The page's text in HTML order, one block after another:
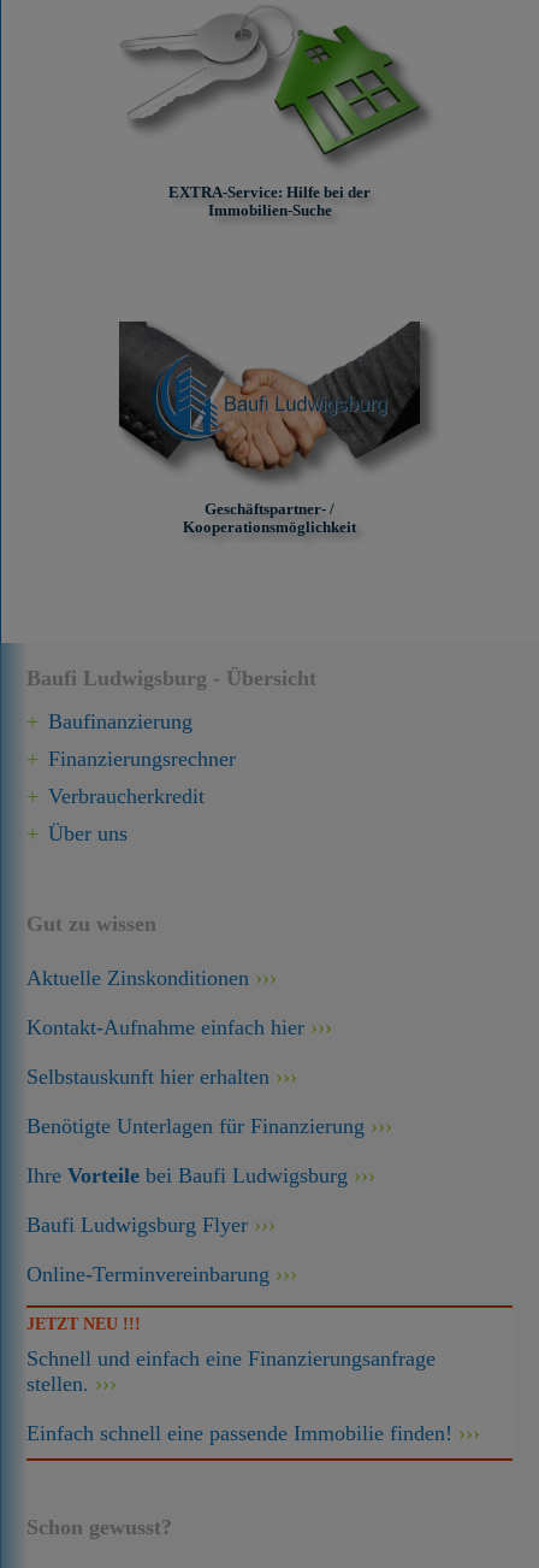
Baufi Ludwigsburg - Übersicht
Baufinanzierung
Finanzierungsrechner
Verbraucherkredit
Über uns
Gut zu wissen
Aktuelle Zinskonditionen
Kontakt-Aufnahme einfach hier
Selbstauskunft hier erhalten
Benötigte Unterlagen für Finanzierung
IhreVorteile bei Baufi Ludwigsburg
Baufi Ludwigsburg Flyer
Online-Terminvereinbarung
JETZT NEU !!!
Schnell und einfach eine Finanzierungsanfrage
stellen.
Einfach schnell eine passende Immobilie finden!
Schon gewusst?
EXTRA-Service: Hilfe bei der
Immobilien-Suche
Geschäftspartner- /
Kooperationsmöglichkeit